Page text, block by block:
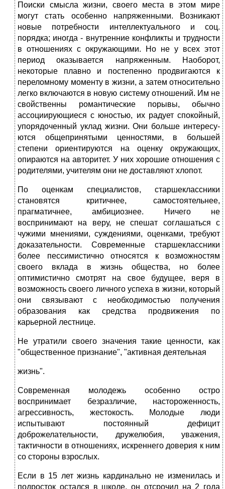
Поиски смысла жизни, своего места в этом мире
могут стать особенно напряженными. Возникают
новые потребности интеллектуального и соц.
порядка; иногда - внутренние конфликты и трудности
в отношениях с окружающими. Но не у всех этот
период оказывается напряженным. Наоборот,
некоторые плавно и постепенно продвигаются к
переломному моменту в жиз­ни, а затем относительно
легко включаются в новую систему отношений. Им не
свойственны романтические порывы, обычно
ассоциирующиеся с юностью, их радует спокой­ный,
упорядоченный уклад жизни. Они больше интересу­
ются общепринятыми ценностями, в большей
степени ори­ентируются на оценку окружающих,
опираются на автори­тет. У них хорошие отношения с
родителями, учителям они не доставляют хлопот.
По оценкам специалистов, старшеклассники
становятся критичнее, самостоятельнее,
прагматичнее, амбициознее. Ничего не
воспринимают на веру, не спешат соглашаться с
чужими мнениями, суждениями, оценками, требуют
доказательности. Современные старшеклассники
более пессимистично относятся к возможностям
своего вклада в жизнь общества, но более
оптимистично смотрят на свое будущее, веря в
возможность своего личного успеха в жизни, который
они связывают с необходимостью получения
образования как средства продвижения по
карьерной лестнице.
Не утратили своего значения такие ценности, как
"общественное признание", "активная деятельная
жизнь".
Современная молодежь особенно остро
воспринимает безразличие, настороженность,
агрессивность, жестокость. Молодые люди
испытывают постоянный дефицит
доброжелательности, дружелюбия, уважения,
тактичности в отношениях, искреннего доверия к ним
со стороны взрослых.
Если в 15 лет жизнь кардинально не изменилась и
подросток остался в школе, он отсрочил на 2 года